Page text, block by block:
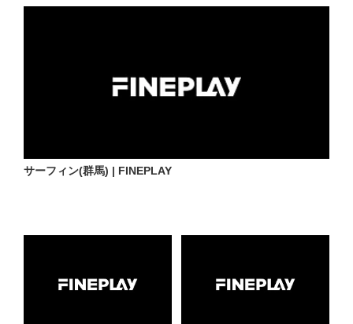
サーフィン(群馬) | FINEPLAY